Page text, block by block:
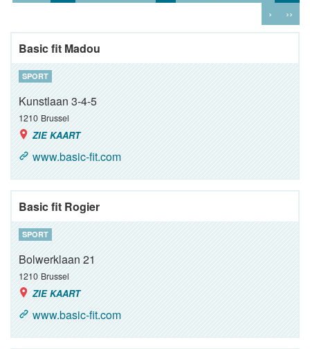
›
››
Basic fit Madou
SPORT
Kunstlaan 3-4-5
1210 Brussel
ZIE KAART
www.basic-fit.com
Basic fit Rogier
SPORT
Bolwerklaan 21
1210 Brussel
ZIE KAART
www.basic-fit.com